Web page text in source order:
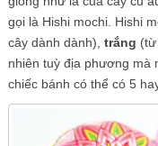
gọi là Hishi mochi. Hishi
cây dành dành), trắng (từ
nhiên tuỳ địa phương mà
chiếc bánh có thể có 5